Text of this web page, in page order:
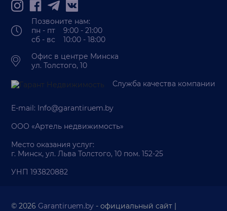
Позвоните нам:
пн - пт 9:00 - 21:00
сб - вс 10:00 - 18:00
Офис в центре Минска
ул. Толстого, 10
Служба качества компании
E-mail: Info@garantiruem.by
ООО «Артель недвижимость»
Место оказания услуг:
г. Минск, ул. Льва Толстого, 10 пом. 152-25
УНП 193820882
© 2026Garantiruem.by - официальный сайт |